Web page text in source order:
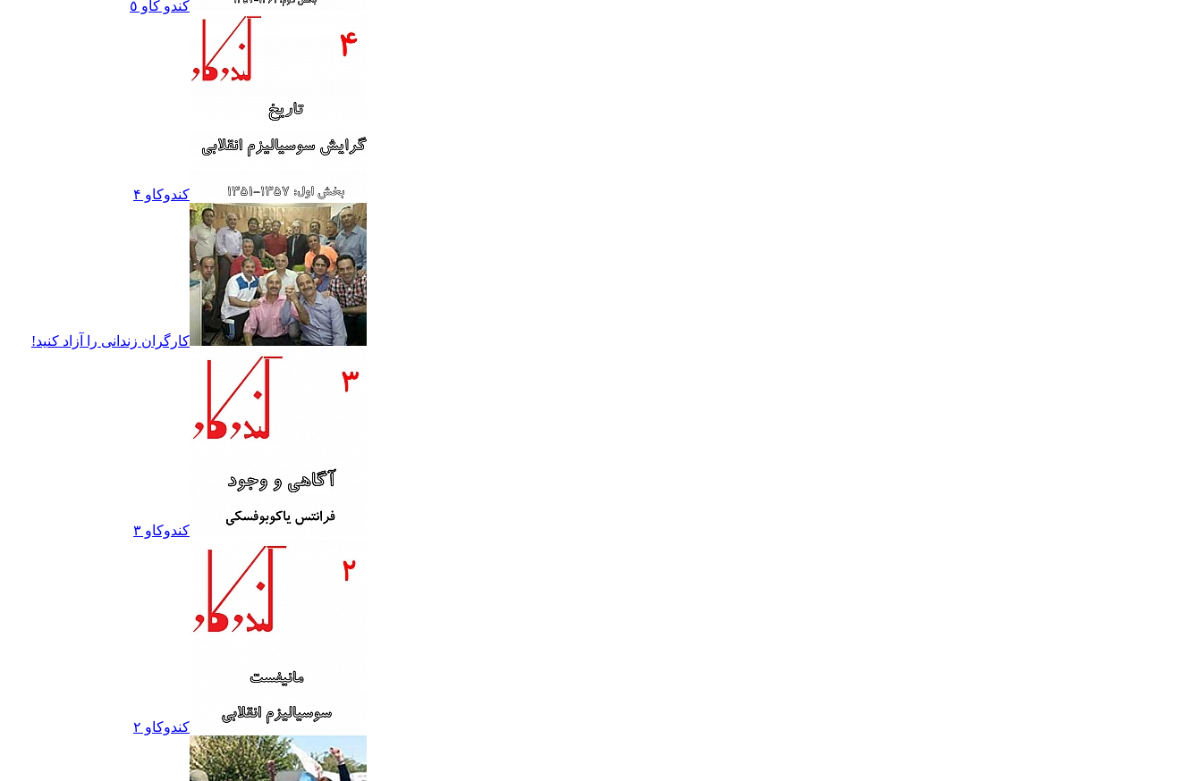
کندو کاو ٥
کندوکاو ۴
کارگران زندانى را آزاد کنيد!
کندوکاو ۳
کندوکاو ۲